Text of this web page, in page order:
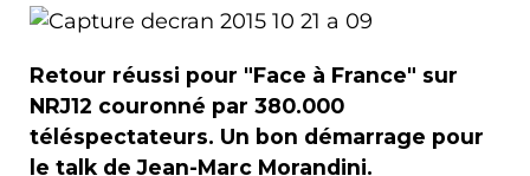
Retour réussi pour "Face à France" sur
NRJ12 couronné par 380.000
téléspectateurs. Un bon démarrage pour
le talk de Jean-Marc Morandini.